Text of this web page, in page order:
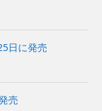
日に発売
売